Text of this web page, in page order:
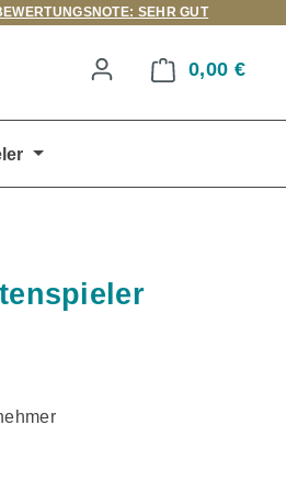
SEHR GUT
0,00 €